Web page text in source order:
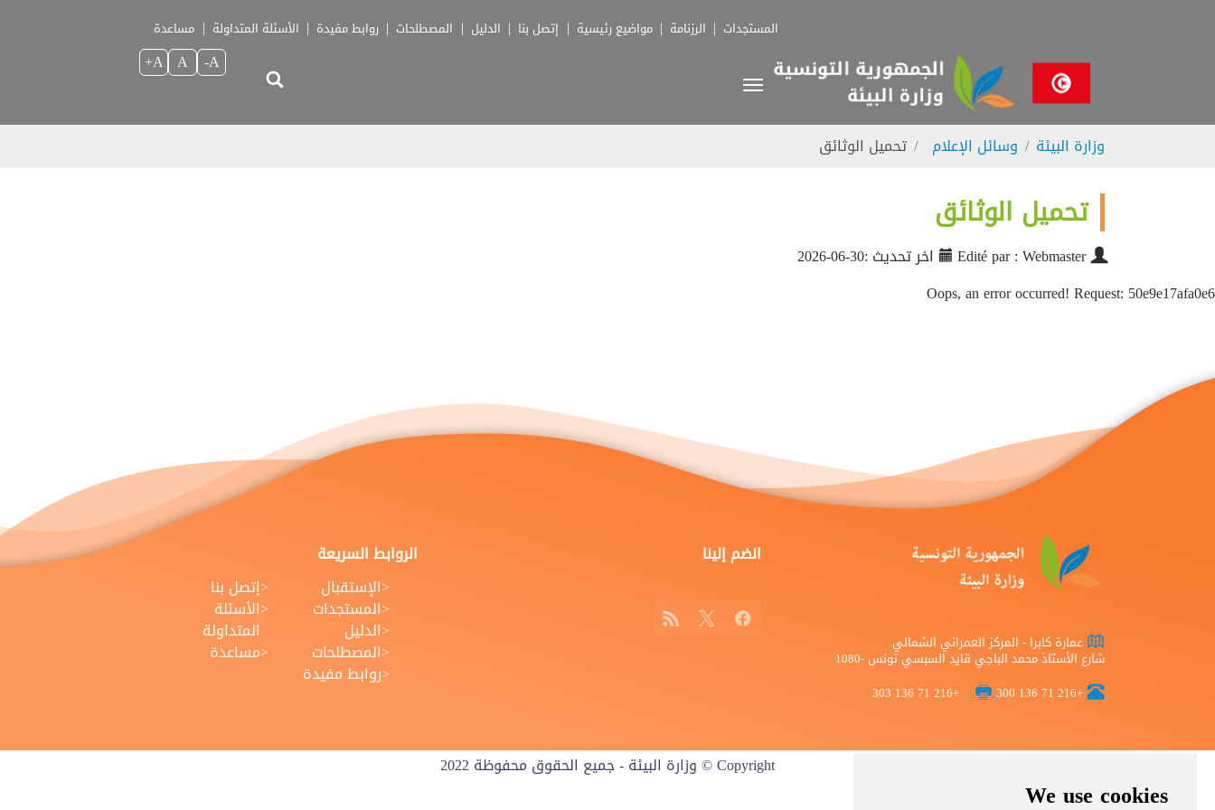
We use cookies
المستجدات الرزنامة مواضيع رئيسية إتصل بنا الدليل المصطلحات روابط مفيدة الأسئلة المتداولة مساعدة
A-
A
A+
You are here:
وزارة البيئة وسائل الإعلام تحميل الوثائق
تحميل الوثائق
Edité par : Webmaster
اخر تحديث :30-06-2026
Oops, an error occurred! Request: 50e9e17afa0e6
عمارة كابرا - المركز العمراني الشمالي
شارع الأستاذ محمد الباجي قايد السبسي تونس -1080
+216 71 136 300
+216 71 136 303
انضم إلينا
Facebook
X
RSS
الروابط السريعة
الإستقبال
المستجدات
الدليل
المصطلحات
روابط مفيدة
إتصل بنا
الأسئلة
المتداولة
مساعدة
Copyright © وزارة البيئة - جميع الحقوق محفوظة 2022